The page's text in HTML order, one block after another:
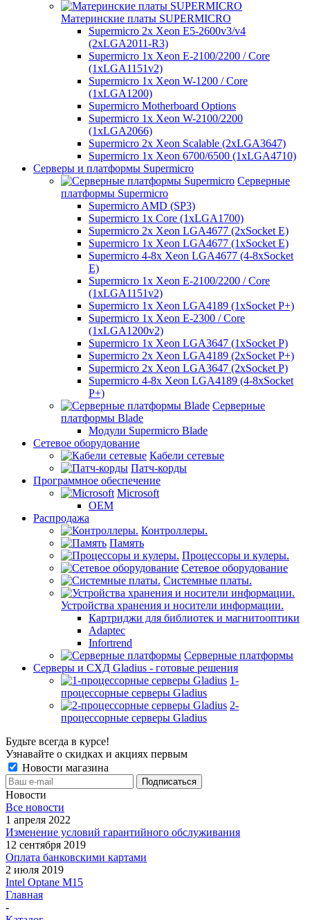
Материнские платы SUPERMICRO
Supermicro 2x Xeon E5-2600v3/v4
(2xLGA2011-R3)
Supermicro 1x Xeon E-2100/2200 / Core
(1xLGA1151v2)
Supermicro 1x Xeon W-1200 / Core
(1xLGA1200)
Supermicro Motherboard Options
Supermicro 1x Xeon W-2100/2200
(1xLGA2066)
Supermicro 2x Xeon Scalable (2xLGA3647)
Supermicro 1x Xeon 6700/6500 (1xLGA4710)
Серверы и платформы Supermicro
Серверные
платформы Supermicro
Supermicro AMD (SP3)
Supermicro 1x Core (1xLGA1700)
Supermicro 2x Xeon LGA4677 (2xSocket E)
Supermicro 1x Xeon LGA4677 (1xSocket E)
Supermicro 4-8x Xeon LGA4677 (4-8xSocket
E)
Supermicro 1x Xeon E-2100/2200 / Core
(1xLGA1151v2)
Supermicro 1x Xeon LGA4189 (1xSocket P+)
Supermicro 1x Xeon E-2300 / Core
(1xLGA1200v2)
Supermicro 1x Xeon LGA3647 (1xSocket P)
Supermicro 2x Xeon LGA4189 (2xSocket P+)
Supermicro 2x Xeon LGA3647 (2xSocket P)
Supermicro 4-8x Xeon LGA4189 (4-8xSocket
P+)
Серверные
платформы Blade
Модули Supermicro Blade
Сетевое оборудование
Кабели сетевые
Патч-корды
Программное обеспечение
Microsoft
OEM
Распродажа
Контроллеры.
Память
Процессоры и кулеры.
Сетевое оборудование
Системные платы.
Устройства хранения и носители информации.
Картриджи для библиотек и магнитооптики
Adaptec
Infortrend
Серверные платформы
Серверы и СХД Gladius - готовые решения
1-
процессорные серверы Gladius
2-
процессорные серверы Gladius
Будьте всегда в курсе!
Узнавайте о скидках и акциях первым
Новости магазина
Новости
Все новости
1 апреля 2022
Изменение условий гарантийного обслуживания
12 сентября 2019
Оплата банковскими картами
2 июля 2019
Intel Optane M15
Главная
-